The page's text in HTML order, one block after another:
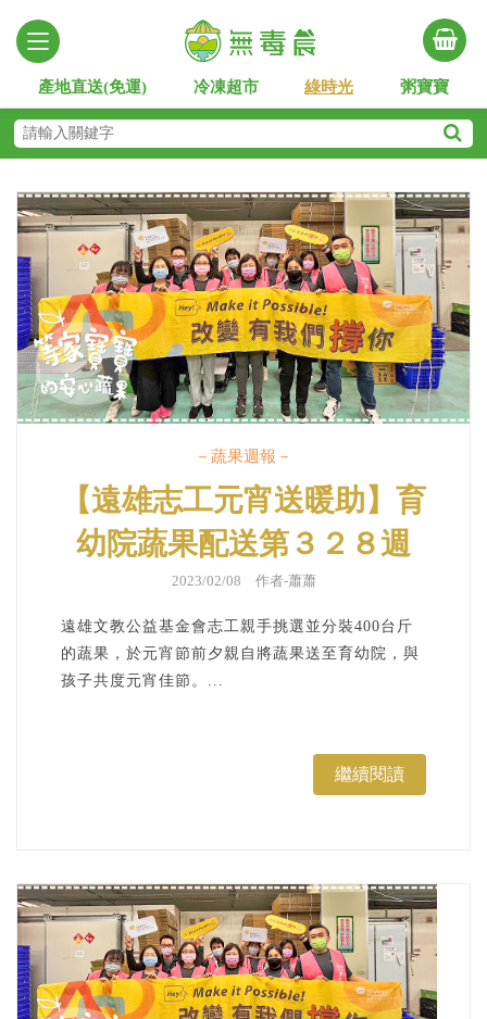
產地直送(免運) 冷凍超市 綠時光 粥寶寶
－蔬果週報－
【遠雄志工元宵送暖助】育
幼院蔬果配送第３２８週
2023/02/08 作者-蕭蕭
遠雄文教公益基金會志工親手挑選並分裝400台斤
的蔬果，於元宵節前夕親自將蔬果送至育幼院，與
孩子共度元宵佳節。...
繼續閱讀